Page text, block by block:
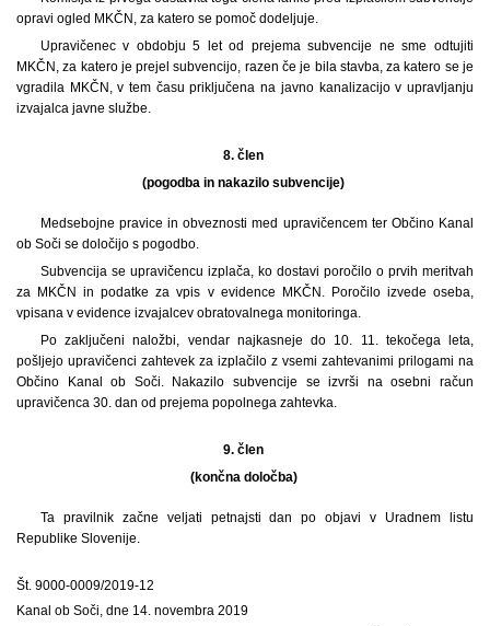
opravi ogled MKČN, za katero se pomoč dodeljuje.
Upravičenec v obdobju 5 let od prejema subvencije ne sme odtujiti
MKČN, za katero je prejel subvencijo, razen če je bila stavba, za katero se je
vgradila MKČN, v tem času priključena na javno kanalizacijo v upravljanju
izvajalca javne službe.
8. člen
(pogodba in nakazilo subvencije)
Medsebojne pravice in obveznosti med upravičencem ter Občino Kanal
ob Soči se določijo s pogodbo.
Subvencija se upravičencu izplača, ko dostavi poročilo o prvih meritvah
za MKČN in podatke za vpis v evidence MKČN. Poročilo izvede oseba,
vpisana v evidence izvajalcev obratovalnega monitoringa.
Po zaključeni naložbi, vendar najkasneje do 10. 11. tekočega leta,
pošljejo upravičenci zahtevek za izplačilo z vsemi zahtevanimi prilogami na
Občino Kanal ob Soči. Nakazilo subvencije se izvrši na osebni račun
upravičenca 30. dan od prejema popolnega zahtevka.
9. člen
(končna določba)
Ta pravilnik začne veljati petnajsti dan po objavi v Uradnem listu
Republike Slovenije.
Št. 9000-0009/2019-12
Kanal ob Soči, dne 14. novembra 2019